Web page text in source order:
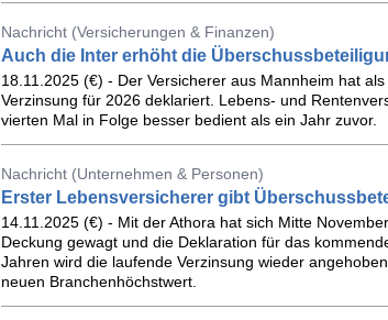
Nachricht (Versicherungen & Finanzen)
Auch die Inter erhöht die
18.11.2025 (€) - Der Versicherer aus Mannheim hat
Verzinsung für 2026 deklariert. Lebens- und
vierten Mal in Folge besser bedient als ein Jahr zuvor.
Nachricht (Unternehmen & Personen)
Erster Lebensversicherer gibt
14.11.2025 (€) - Mit der Athora hat sich Mitte
Deckung gewagt und die Deklaration für das
Jahren wird die laufende Verzinsung wieder
neuen Branchenhöchstwert.